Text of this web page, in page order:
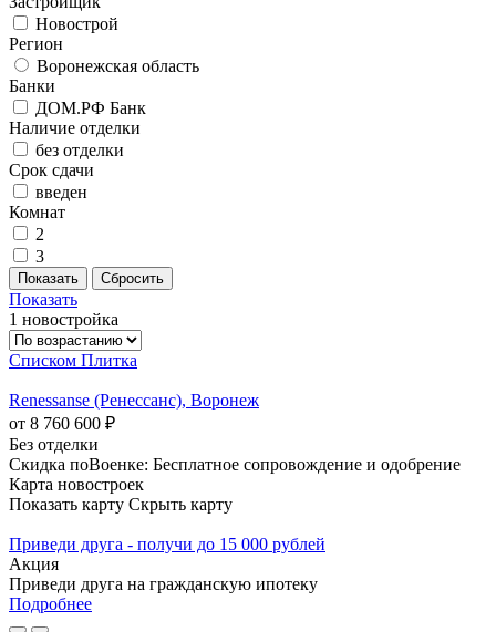
Новострой
Регион
Воронежская область
Банки
ДОМ.РФ Банк
Наличие отделки
без отделки
Срок сдачи
введен
Комнат
2
3
Показать
1 новостройка
Списком Плитка
Renessanse (Ренессанс), Воронеж
от 8 760 600 ₽
Без отделки
Скидка поВоенке: Бесплатное сопровождение и одобрение
Карта новостроек
Показать карту Скрыть карту
Приведи друга - получи до 15 000 рублей
Акция
Приведи друга на гражданскую ипотеку
Подробнее